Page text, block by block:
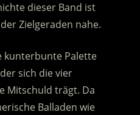
dieser Band ist
Zielgeraden nahe.
kunterbunte Palette
sich die vier
Mitschuld trägt. Da
Balladen wie